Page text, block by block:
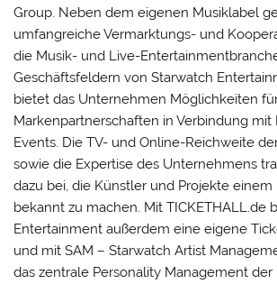
Group. Neben dem eigenen Musiklabel
umfangreiche Vermarktungs- und
die Musik- und Live-
Geschäftsfeldern von Starwatch
bietet das Unternehmen Möglichkeiten
Markenpartnerschaften in Verbindung
Events. Die TV- und Online-Reichweite
sowie die Expertise des Unternehmens
dazu bei, die Künstler und Projekte
bekannt zu machen. Mit TICKETHALL.de
Entertainment außerdem eine eigene
und mit SAM – Starwatch Artist
das zentrale Personality Management der